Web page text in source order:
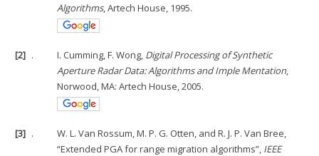
Algorithms, Artech House, 1995.
[2] . I. Cumming, F. Wong, Digital Processing of Synthetic
Aperture Radar Data: Algorithms and Imple Mentation,
Norwood, MA: Artech House, 2005.
[3] .
W. L. Van Rossum, M. P. G. Otten, and R. J. P. Van Bree,
“Extended PGA for range migration algorithms”, IEEE